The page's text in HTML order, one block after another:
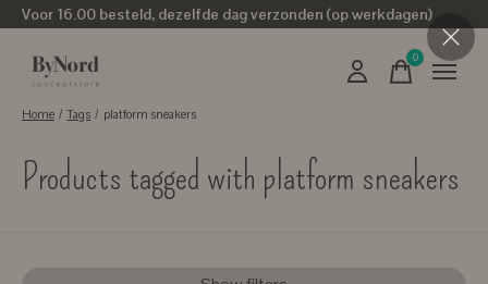
Voor 16.00 besteld, dezelfde dag verzonden (op werkdagen)
0items
Home / Tags / platform sneakers
Products tagged with platform sneakers